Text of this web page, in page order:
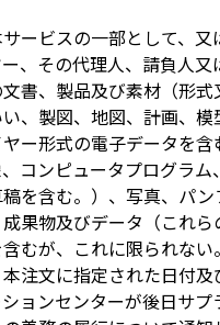
サービスの一部として、又
、その代理人、請負人又
書、製品及び素材（形式
、製図、地図、計画、模
ー形式の電子データを含
コンピュータプログラム
を含む。）、写真、パン
果物及びデータ（これら
むが、これに限られない。
本注文に指定された日付
ョンセンターが後日サプ